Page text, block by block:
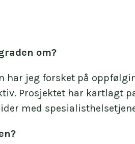
om?
har jeg forsket på
Prosjektet har kartlagt
med